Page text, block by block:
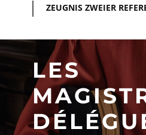
ZEUGNIS ZWEIER
LES